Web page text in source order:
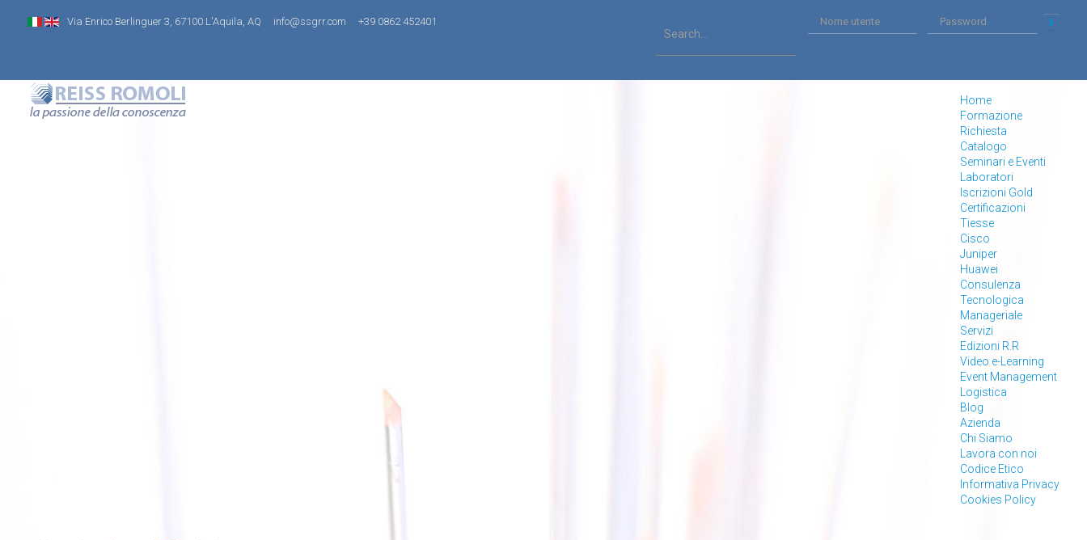
Via Enrico Berlinguer 3, 67100 L'Aquila, AQ info@ssgrr.com +39 0862 452401
Home
Formazione
Richiesta
Catalogo
Seminari e Eventi
Laboratori
Iscrizioni Gold
Certificazioni
Tiesse
Cisco
Juniper
Huawei
Consulenza
Tecnologica
Manageriale
Servizi
Edizioni R.R
Video e-Learning
Event Management
Logistica
Blog
Azienda
Chi Siamo
Lavora con noi
Codice Etico
Informativa Privacy
Cookies Policy